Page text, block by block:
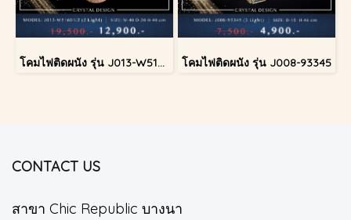
โคมไฟติดผนัง รุ่น J013-W51601/2 โคมไฟติดผนัง รุ่น J008-93345
CONTACT US
สาขา Chic Republic บางนา